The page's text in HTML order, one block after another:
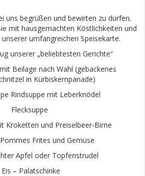
uns begrüßen und bewirten zu dürfen.
mit hausgemachten Köstlichkeiten und
umfangreichen Speisekarte.
unserer „beliebtesten Gerichte“
Beilage nach Wahl (gebackenes
in Kürbiskernpanade)
Rindsuppe mit Leberknödel
Flecksuppe
Kroketten und Preiselbeer-Birne
Frites und Gemüse
Apfel oder Topfenstrudel
Eis – Palatschinke